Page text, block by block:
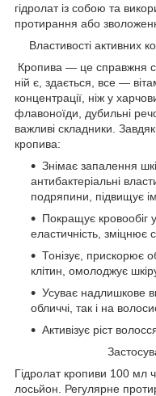
гідролат із собою та
протирання або
Властивості активних
Кропива — це справжня
ній є, здається, все —
концентрації, ніж у
флавоноїди, дубильні
важливі складники.
кропива:
Знімає запалення
антибактеріальні
подряпини, підвищує
Покращує кровообіг
еластичність, зміцнює
Тонізує, прискорює
клітин, омолоджує
Усуває надлишкове
обличчі, так і на
Активізує ріст
Гідролат кропиви 100 мл
лосьйон. Регулярне